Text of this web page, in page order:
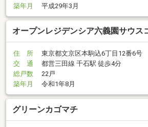
築年月
平成29年3月
オープンレジデンシア六義園サウス
住 所
東京都文京区本駒込6丁目12番6号
交 通
都営三田線 千石駅 徒歩4分
総戸数
22戸
築年月
令和1年8月
グリーンカゴマチ